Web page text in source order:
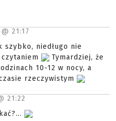
21:17
szybko, niedługo nie
Tymardziej, że
10-12 w nocy, a
rzeczywistym
21:22